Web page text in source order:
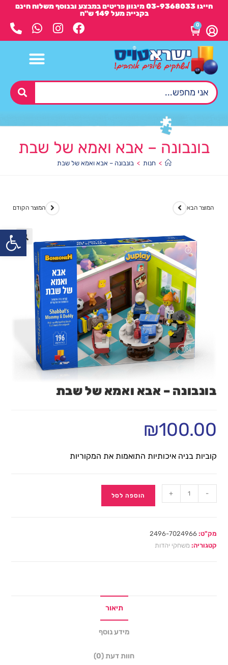
חייגו 03-9368033 מיגוון פריטים במבצע ובנוסף משלוח חינם
בקנייה מעל 149 ש"ח
0
בונבונה – אבא ואמא של שבת
> חנות > בונבונה – אבא ואמא של שבת
המוצר הקודם המוצר הבא
בונבונה – אבא ואמא של שבת
₪100.00
קוביות בניה איכותיות התואמות את המקוריות
-
+ הוספה לסל
מק"ט:2496-7024966
קטגוריה: משחקי יהדות
תיאור
מידע נוסף
חוות דעת (0)